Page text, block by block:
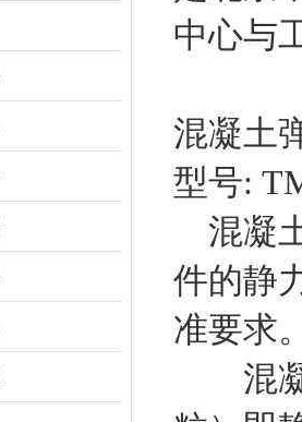
中心与
混凝土
型号:
混凝
件的静
准要求
混凝